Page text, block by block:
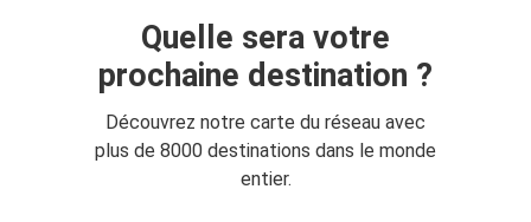
Quelle sera votre
prochaine destination ?
Découvrez notre carte du réseau avec
plus de 8000 destinations dans le monde
entier.